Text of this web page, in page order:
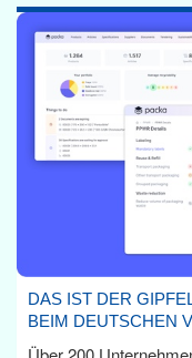
DAS IST DER
BEIM DEUTSCHEN